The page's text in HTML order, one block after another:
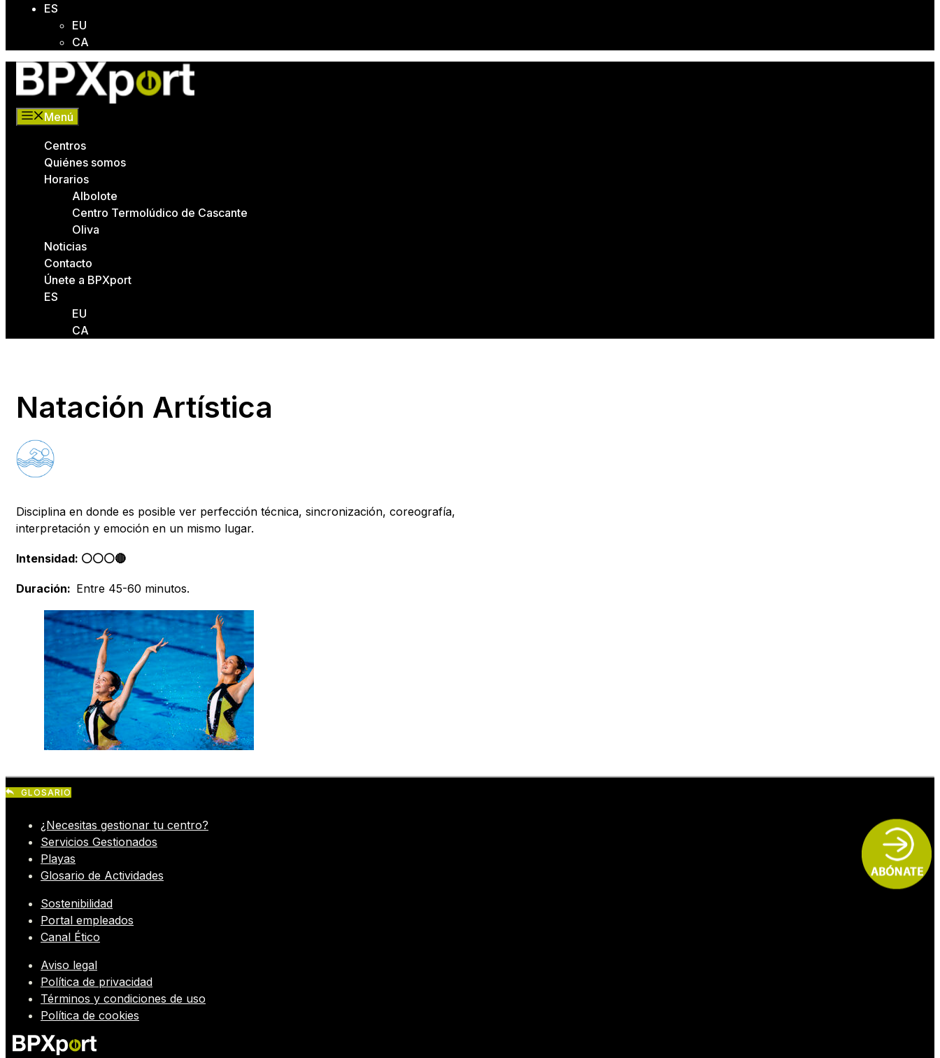
ES
EU
CA
Menú
Centros
Quiénes somos
Horarios
Albolote
Centro Termolúdico de Cascante
Oliva
Noticias
Contacto
Únete a BPXport
ES
EU
CA
Natación Artística
Disciplina en donde es posible ver perfección técnica, sincronización, coreografía,
interpretación y emoción en un mismo lugar.
Intensidad: ⚪️⚪️⚪️🔴
Duración: Entre 45-60 minutos.
GLOSARIO
¿Necesitas gestionar tu centro?
Servicios Gestionados
Playas
Glosario de Actividades
Sostenibilidad
Portal empleados
Canal Ético
Aviso legal
Política de privacidad
Términos y condiciones de uso
Política de cookies